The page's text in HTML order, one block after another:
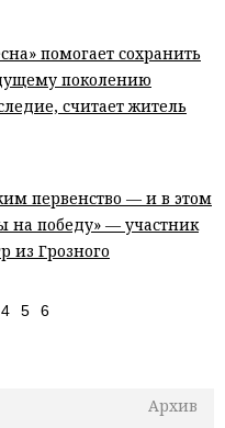
Архив
помогает сохранить
поколению
считает житель
первенство — и в этом
на победу» — участник
из Грозного
4 5 6